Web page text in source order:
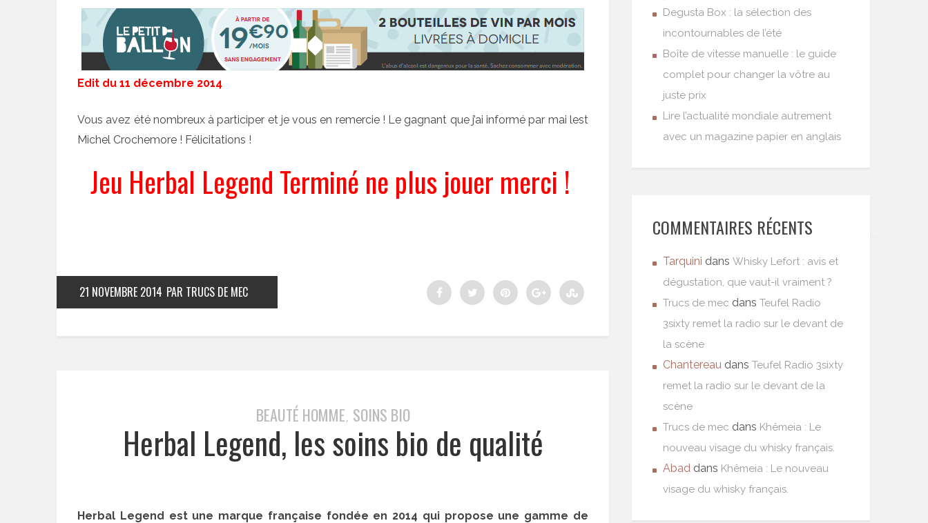
Edit du 11 décembre 2014
Vous avez été nombreux à participer et je vous en remercie ! Le gagnant que j’ai informé par mai lest
Michel Crochemore ! Félicitations !
Jeu Herbal Legend Terminé ne plus jouer merci !
21 NOVEMBRE 2014 PAR TRUCS DE MEC
BEAUTÉ HOMME, SOINS BIO
Herbal Legend, les soins bio de qualité
Herbal Legend est une marque française fondée en 2014 qui propose une gamme de
Degusta Box : la sélection des
incontournables de l’été
Boîte de vitesse manuelle : le guide
complet pour changer la vôtre au
juste prix
Lire l’actualité mondiale autrement
avec un magazine papier en anglais
COMMENTAIRES RÉCENTS
Tarquini dans Whisky Lefort : avis et
dégustation, que vaut-il vraiment ?
Trucs de mec dans Teufel Radio
3sixty remet la radio sur le devant de
la scène
Chantereau dans Teufel Radio 3sixty
remet la radio sur le devant de la
scène
Trucs de mec dans Khêmeia : Le
nouveau visage du whisky français.
Abad dans Khêmeia : Le nouveau
visage du whisky français.